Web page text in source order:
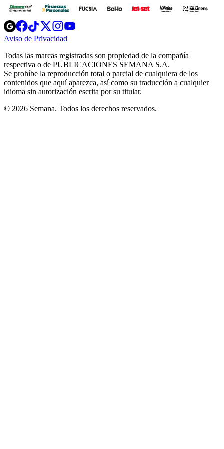
Opens
in
new
Opens
in
new
Opens
in
new
window
Opens
new
windowwindow
Aviso de Privacidad
new
window
Todas las marcas registradas son propiedad de la compañía
respectiva o de PUBLICACIONES SEMANA S.A.
Se prohíbe la reproducción total o parcial de cualquiera de los
contenidos que aquí aparezca, así como su traducción a cualquier
idioma sin autorización escrita por su titular.
© 2026 Semana. Todos los derechos reservados.